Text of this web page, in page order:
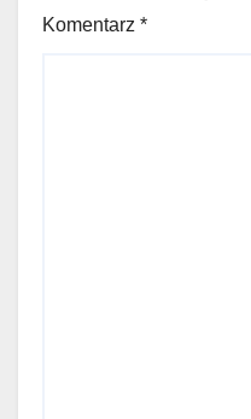
Komentarz *